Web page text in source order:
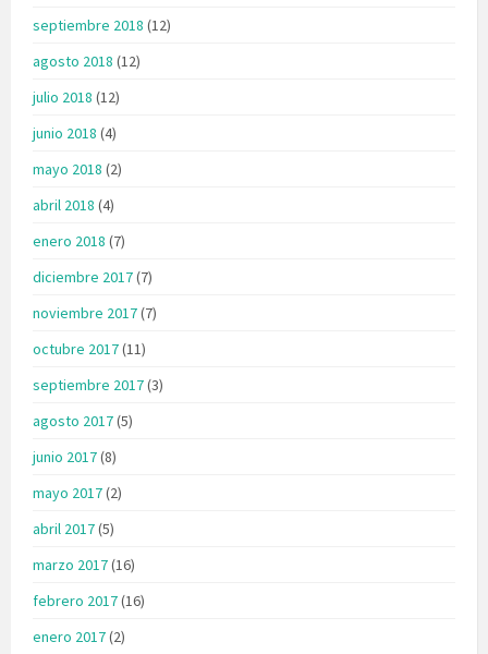
septiembre 2018 (12)
agosto 2018 (12)
julio 2018 (12)
junio 2018 (4)
mayo 2018 (2)
abril 2018 (4)
enero 2018 (7)
diciembre 2017(7)
noviembre 2017(7)
octubre 2017(11)
septiembre 2017(3)
agosto 2017(5)
junio 2017(8)
mayo 2017(2)
abril 2017(5)
marzo 2017(16)
febrero 2017(16)
enero 2017(2)